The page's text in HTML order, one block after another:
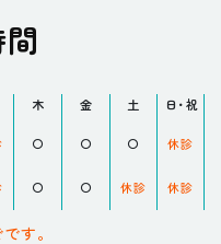
木 金 土
日・祝
〇 〇 〇
休診
〇 〇 休診 休診
す。